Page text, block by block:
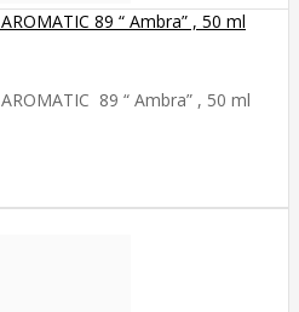
89 “ Ambra” , 50 ml
89 “ Ambra” , 50 ml